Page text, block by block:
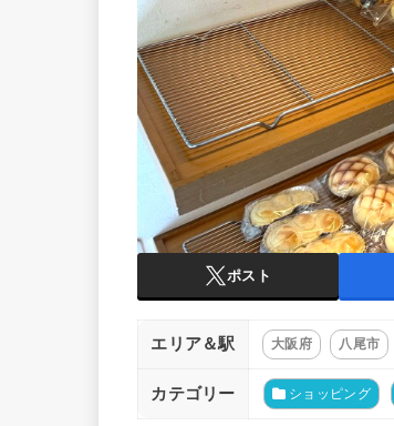
ポスト
エリア＆駅 大阪府 八尾市
カテゴリー ショッピング